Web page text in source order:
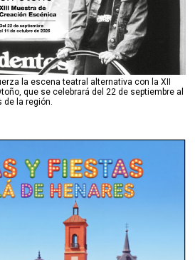
la escena teatral alternativa con la XII
que se celebrará del 22 de septiembre al
de la región.